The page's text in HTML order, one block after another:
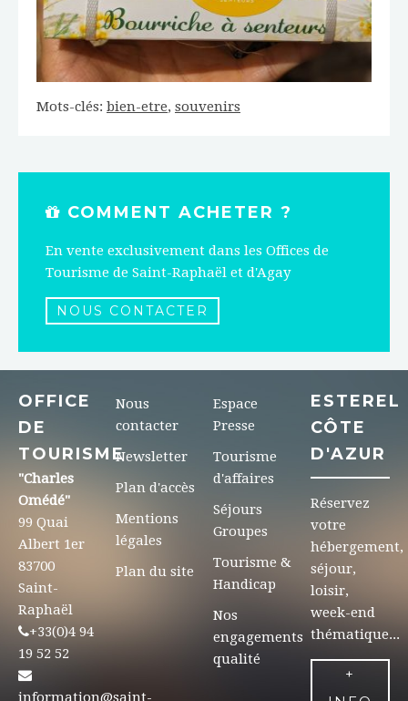
Mots-clés: bien-etre, souvenirs
COMMENT ACHETER ?
En vente exclusivement dans les Offices de
Tourisme de Saint-Raphaël et d'Agay
NOUS CONTACTER
OFFICE
DE
TOURISME
"Charles
Omédé"
99 Quai
Albert 1er
83700
Saint-
Raphaël
+33(0)4 94
19 52 52
information@saint-
Nous
contacter
Newsletter
Plan d'accès
Mentions
légales
Plan du site
Espace
Presse
Tourisme
d'affaires
Séjours
Groupes
Tourisme &
Handicap
Nos
engagements
qualité
ESTEREL
CÔTE
D'AZUR
Réservez
votre
hébergement,
séjour,
loisir,
week-end
thématique...
+